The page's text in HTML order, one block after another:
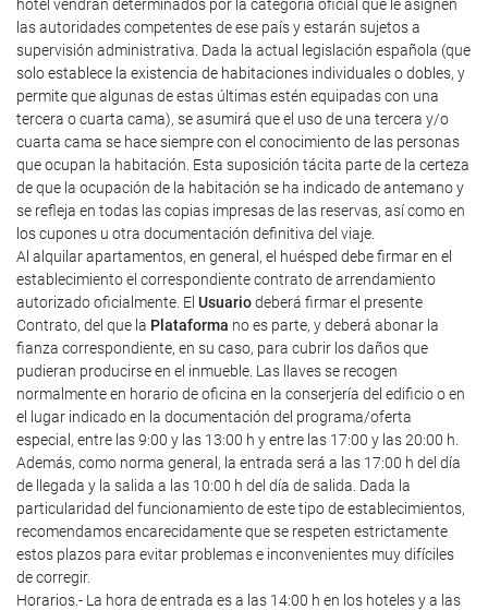
hotel vendrán determinados por la categoría oficial que le asignen
las autoridades competentes de ese país y estarán sujetos a
supervisión administrativa. Dada la actual legislación española (que
solo establece la existencia de habitaciones individuales o dobles, y
permite que algunas de estas últimas estén equipadas con una
tercera o cuarta cama), se asumirá que el uso de una tercera y/o
cuarta cama se hace siempre con el conocimiento de las personas
que ocupan la habitación. Esta suposición tácita parte de la certeza
de que la ocupación de la habitación se ha indicado de antemano y
se refleja en todas las copias impresas de las reservas, así como en
los cupones u otra documentación definitiva del viaje.
Al alquilar apartamentos, en general, el huésped debe firmar en el
establecimiento el correspondiente contrato de arrendamiento
autorizado oficialmente. El Usuariodeberá firmar el presente
Contrato, del que la Plataforma no es parte, y deberá abonar la
fianza correspondiente, en su caso, para cubrir los daños que
pudieran producirse en el inmueble. Las llaves se recogen
normalmente en horario de oficina en la conserjería del edificio o en
el lugar indicado en la documentación del programa/oferta
especial, entre las 9:00 y las 13:00 h y entre las 17:00 y las 20:00 h.
Además, como norma general, la entrada será a las 17:00 h del día
de llegada y la salida a las 10:00 h del día de salida. Dada la
particularidad del funcionamiento de este tipo de establecimientos,
recomendamos encarecidamente que se respeten estrictamente
estos plazos para evitar problemas e inconvenientes muy difíciles
de corregir.
Horarios.- La hora de entrada es a las 14:00 h en los hoteles y a las